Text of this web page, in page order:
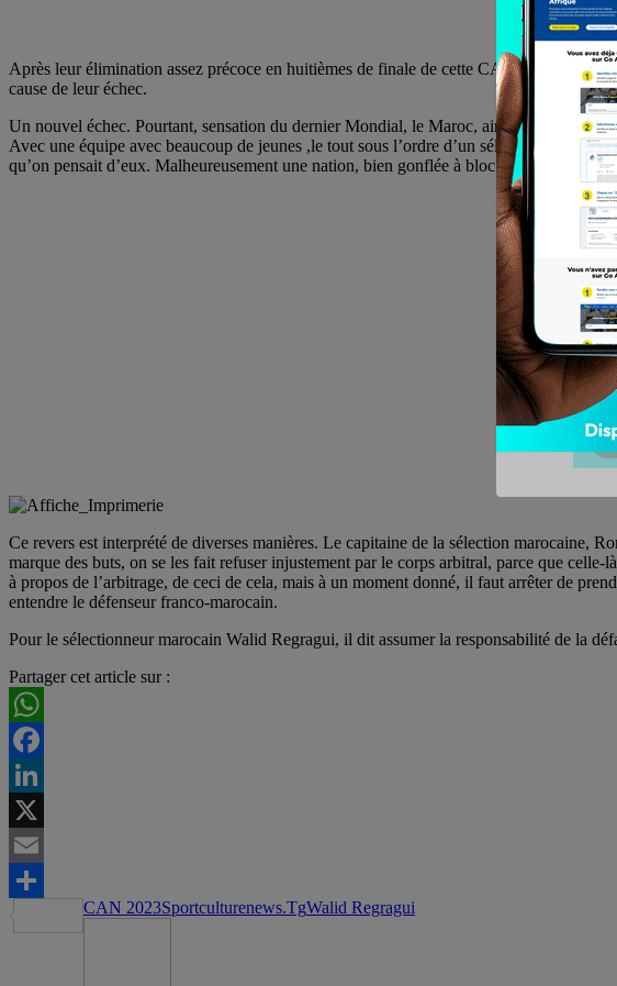
Après leur élimination assez précoce en huitièmes de finale de cette CAN en Côte
cause de leur échec.
Un nouvel échec. Pourtant, sensation du dernier Mondial, le Maroc, ainsi que
Avec une équipe avec beaucoup de jeunes ,le tout sous l’ordre d’un sélectionneur
qu’on pensait d’eux. Malheureusement une nation, bien gonflée à bloc et téméraire,
Ce revers est interprété de diverses manières. Le capitaine de la sélection marocaine,
marque des buts, on se les fait refuser injustement par le corps arbitral, parce que
à propos de l’arbitrage, de ceci de cela, mais à un moment donné, il faut arrêter de
entendre le défenseur franco-marocain.
Pour le sélectionneur marocain Walid Regragui, il dit assumer la responsabilité de la
Partager cet article sur :
WhatsApp
Facebook
LinkedIn
X
Email
Partager
CAN 2023Sportculturenews.TgWalid Regragui